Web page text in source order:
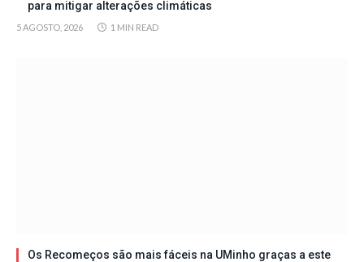
para mitigar alterações climáticas
5 AGOSTO, 2026 1 MIN READ
Os Recomeços são mais fáceis na UMinho graças a este